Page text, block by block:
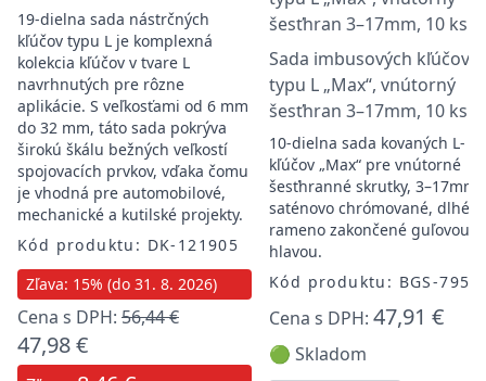
19-dielna sada nástrčných
kľúčov typu L je komplexná
kolekcia kľúčov v tvare L
navrhnutých pre rôzne
aplikácie. S veľkosťami od 6 mm
do 32 mm, táto sada pokrýva
širokú škálu bežných veľkostí
spojovacích prvkov, vďaka čomu
je vhodná pre automobilové,
mechanické a kutilské projekty.
Kód produktu: DK-121905
Zľava: 15% (do 31. 8. 2026)
Cena s DPH: 56,44 €
47,98 €
Sada imbusových kľúčov
typu L „Max“, vnútorný
šesťhran 3–17mm, 10 ks
10-dielna sada kovaných L-
kľúčov „Max“ pre vnútorné
šesťhranné skrutky, 3–17mm,
saténovo chrómované, dlhé
rameno zakončené guľovou
hlavou.
Kód produktu: BGS-795
Cena s DPH: 47,91 €
🟢 Skladom